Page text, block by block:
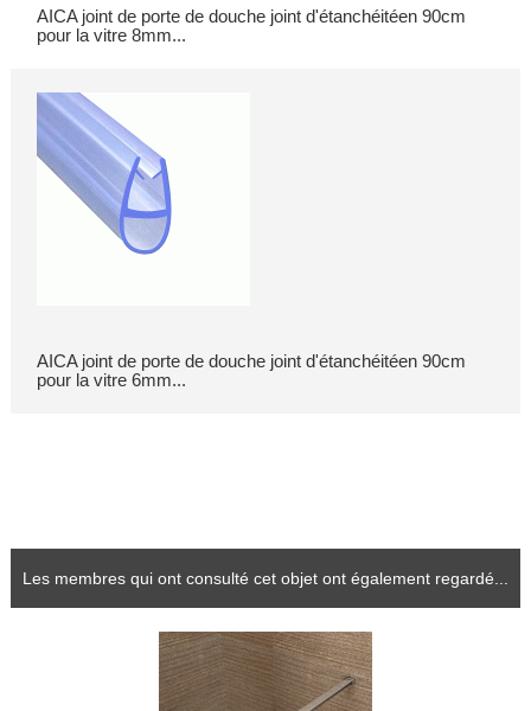
AICA joint de porte de douche joint d'étanchéitéen 90cm
pour la vitre 8mm...
AICA joint de porte de douche joint d'étanchéitéen 90cm
pour la vitre 6mm...
Les membres qui ont consulté cet objet ont également regardé...